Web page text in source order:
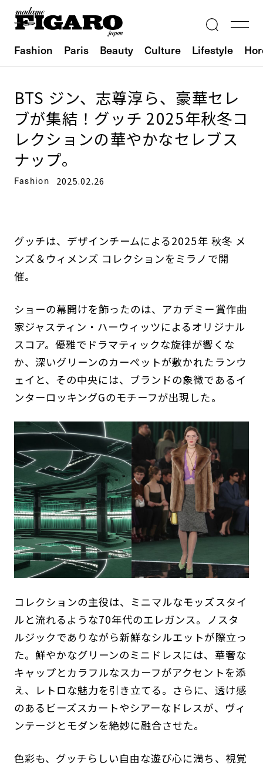
Fashion Paris Beauty Culture Lifestyle
BTS ジン、志尊淳ら、豪華セレ
ブが集結！グッチ 2025年秋冬コ
レクションの華やかなセレブス
ナップ。
Fashion 2025.02.26
グッチは、デザインチームによる2025年 秋冬 メ
ンズ＆ウィメンズ コレクションをミラノで開
催。
ショーの幕開けを飾ったのは、アカデミー賞作曲
家ジャスティン・ハーウィッツによるオリジナル
スコア。優雅でドラマティックな旋律が響くな
か、深いグリーンのカーペットが敷かれたランウ
ェイと、その中央には、ブランドの象徴であるイ
ンターロッキングGのモチーフが出現した。
コレクションの主役は、ミニマルなモッズスタイ
ルと流れるような70年代のエレガンス。ノスタ
ルジックでありながら新鮮なシルエットが際立っ
た。鮮やかなグリーンのミニドレスには、華奢な
キャップとカラフルなスカーフがアクセントを添
え、レトロな魅力を引き立てる。さらに、透け感
のあるビーズスカートやシアーなドレスが、ヴィ
ンテージとモダンを絶妙に融合させた。
色彩も、グッチらしい自由な遊び心に満ち、視覚